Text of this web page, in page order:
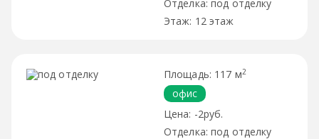
под отделку
12 этаж
117 м2
офис
-2руб.
под отделку